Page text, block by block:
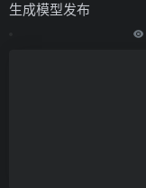
生成模型发布